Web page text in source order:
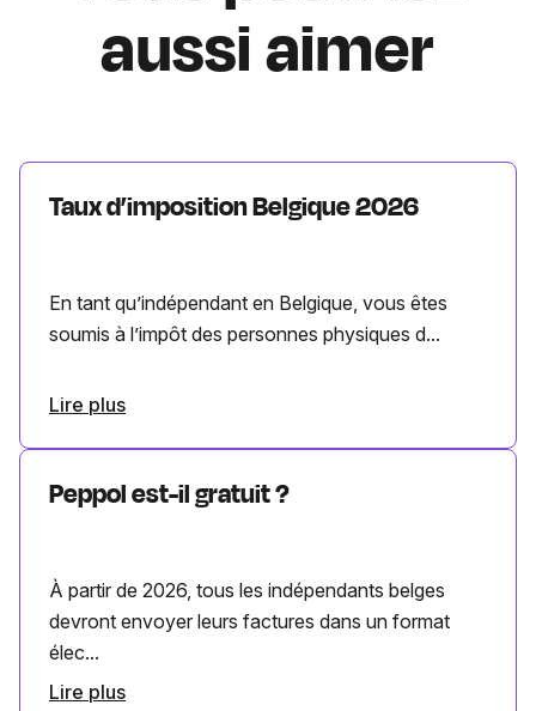
aussi aimer
Taux d’imposition Belgique 2026
En tant qu’indépendant en Belgique, vous êtes
soumis à l’impôt des personnes physiques d...
Lire plus
Peppol est-il gratuit ?
À partir de 2026, tous les indépendants belges
devront envoyer leurs factures dans un format
élec...
Lire plus